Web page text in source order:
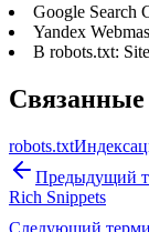
Google Search
Yandex
В robots.txt:
robots.txt
Предыдущий
Rich Snippets
Следующий